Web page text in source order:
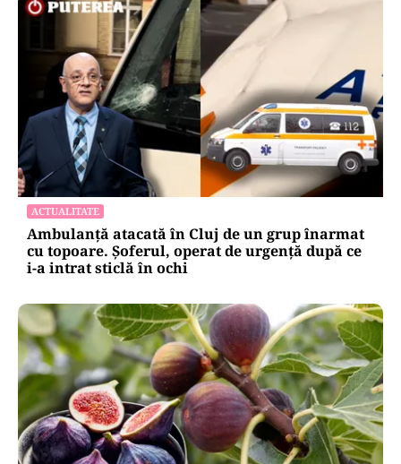
ACTUALITATE
Ambulanță atacată în Cluj de un grup înarmat
cu topoare. Șoferul, operat de urgență după ce
i-a intrat sticlă în ochi